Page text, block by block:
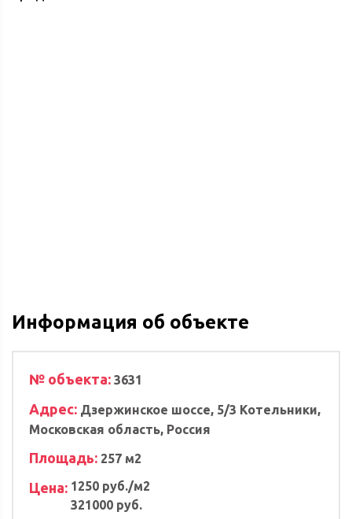
Информация об объекте
№ объекта: 3631
Адрес: Дзержинское шоссе, 5/3 Котельники,
Московская область, Россия
Площадь: 257 м2
Цена: 1250 руб./м2
321000 руб.